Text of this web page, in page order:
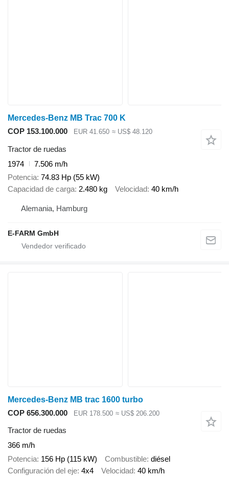
Mercedes-Benz MB Trac 700 K
COP 153.100.000
EUR 41.650 ≈ US$ 48.120
Tractor de ruedas
1974
7.506 m/h
Potencia 74.83 Hp (55 kW)
Capacidad de carga 2.480 kg Velocidad 40 km/h
Alemania, Hamburg
E-FARM GmbH
Mercedes-Benz MB trac 1600 turbo
COP 656.300.000
EUR 178.500 ≈ US$ 206.200
Tractor de ruedas
366 m/h
Potencia 156 Hp (115 kW) Combustible diésel
Configuración del eje 4x4 Velocidad 40 km/h